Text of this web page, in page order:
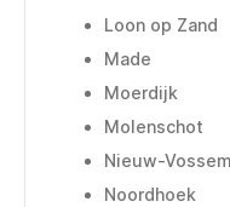
Loon op Zand
Made
Moerdijk
Molenschot
Nieuw-
Noordhoek